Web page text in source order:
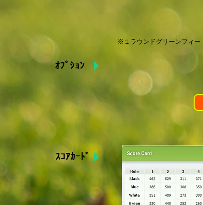
​※１ラウンドグリーンフィー
ｵﾌﾟｼｮﾝ
ｽｺｱｶｰﾄﾞ